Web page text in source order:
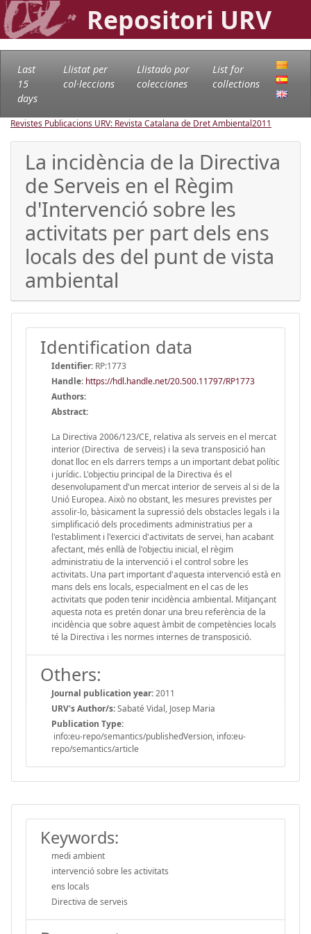
Repositori URV
Last
15
days
Llistat per
col·leccions
Llistado por
colecciones
List for
collections
Revistes Publicacions URV: Revista Catalana de Dret Ambiental2011
La incidència de la Directiva
de Serveis en el Règim
d'Intervenció sobre les
activitats per part dels ens
locals des del punt de vista
ambiental
Identification data
Identifier: RP:1773
Handle: https://hdl.handle.net/20.500.11797/RP1773
Authors:
Abstract:
La Directiva 2006/123/CE, relativa als serveis en el mercat
interior (Directiva de serveis) i la seva transposició han
donat lloc en els darrers temps a un important debat polític
i jurídic. L'objectiu principal de la Directiva és el
desenvolupament d'un mercat interior de serveis al si de la
Unió Europea. Això no obstant, les mesures previstes per
assolir-lo, bàsicament la supressió dels obstacles legals i la
simplificació dels procediments administratius per a
l'establiment i l'exercici d'activitats de servei, han acabant
afectant, més enllà de l'objectiu inicial, el règim
administratiu de la intervenció i el control sobre les
activitats. Una part important d'aquesta intervenció està en
mans dels ens locals, especialment en el cas de les
activitats que poden tenir incidència ambiental. Mitjançant
aquesta nota es pretén donar una breu referència de la
incidència que sobre aquest àmbit de competències locals
té la Directiva i les normes internes de transposició.
Others:
Journal publication year:2011
URV's Author/s:Sabaté Vidal, Josep Maria
Publication Type:
info:eu-repo/semantics/publishedVersion, info:eu-
repo/semantics/article
Keywords:
medi ambient
intervenció sobre les activitats
ens locals
Directiva de serveis